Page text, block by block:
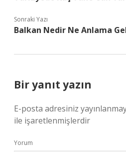
Sonraki Yazı
Balkan Nedir Ne Anlama
Bir yanıt yazın
E-posta adresiniz
ile işaretlenmişlerdir
Yorum